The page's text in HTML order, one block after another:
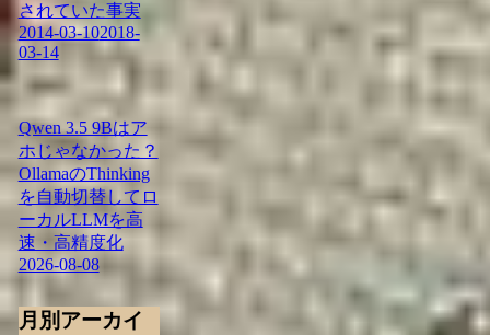
されていた事実
2014-03-102018-
03-14
Qwen 3.5 9Bはア
ホじゃなかった？
OllamaのThinking
を自動切替してロ
ーカルLLMを高
速・高精度化
2026-08-08
月別アーカイ